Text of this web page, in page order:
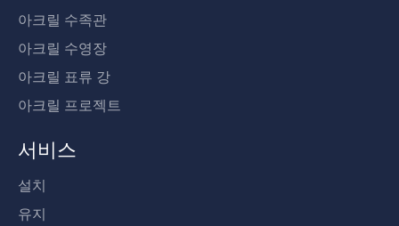
아크릴 수족관
아크릴 수영장
아크릴 표류 강
아크릴 프로젝트
서비스
설치
유지